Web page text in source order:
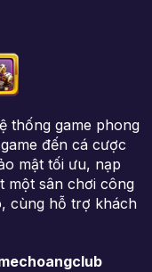
thống game phong
đến cá cược
mật tối ưu, nạp
một sân chơi công
cùng hỗ trợ khách